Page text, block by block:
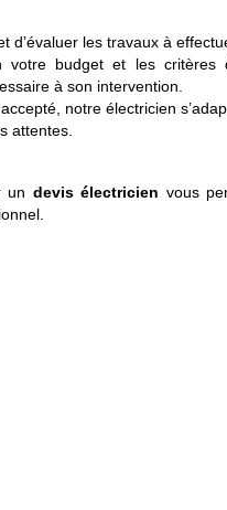
d’évaluer les travaux à
votre budget et les critères
à son intervention.
notre électricien
attentes.
un devis électricien vous